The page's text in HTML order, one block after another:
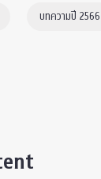
บทความปี 2566